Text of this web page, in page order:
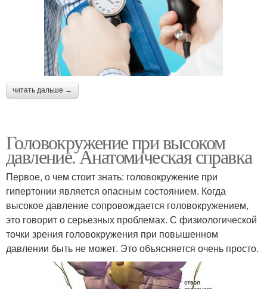
читать дальше →
Головокружение при высоком
давление. Анатомическая справка
Первое, о чем стоит знать: головокружение при
гипертонии является опасным состоянием. Когда
высокое давление сопровождается головокружением,
это говорит о серьезных проблемах. С физиологической
точки зрения головокружения при повышенном
давлении быть не может. Это объясняется очень просто.